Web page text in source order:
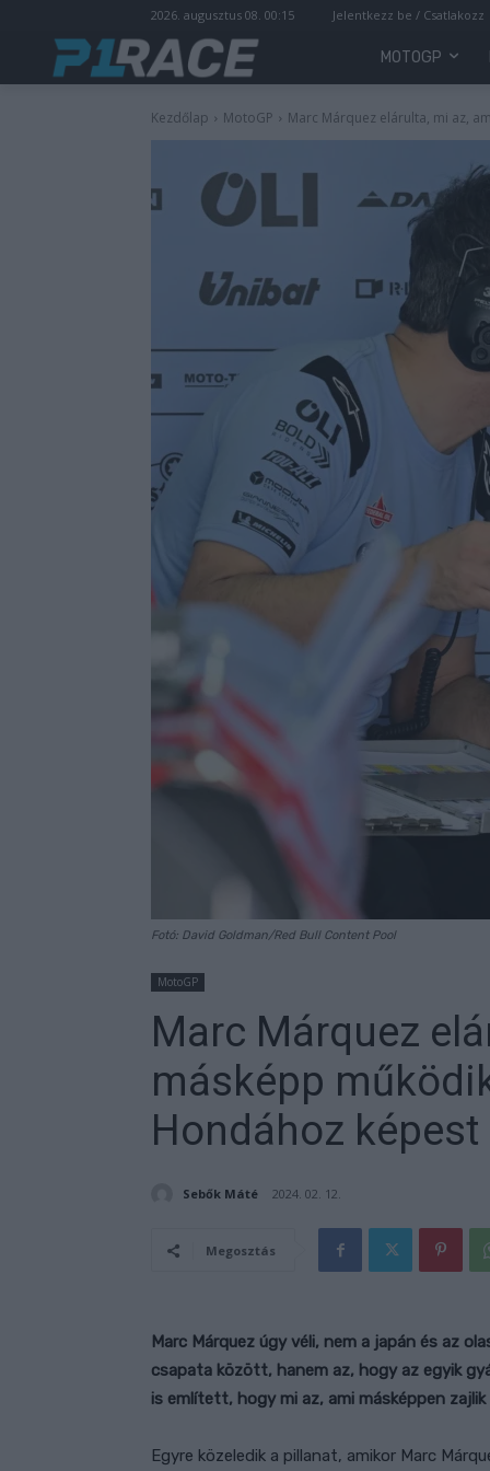
2026. augusztus 08. 00:15 Jelentkezz be / Csatlakozz
MOTOGP
Kezdőlap MotoGP Marc Márquez elárulta, mi az,
Fotó: David Goldman/Red Bull Content Pool
MotoGP
Marc Márquez
másképp
Hondához képest
Sebők Máté 2024. 02. 12.
Megosztás
Marc Márquez úgy véli, nem a japán és az
csapata között, hanem az, hogy az egyik
is említett, hogy mi az, ami másképpen zajlik
Egyre közeledik a pillanat, amikor Marc